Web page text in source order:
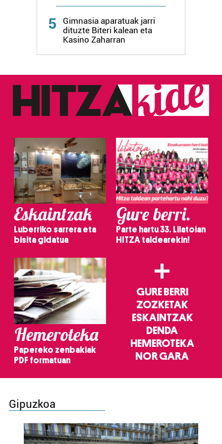
Webgune honek cookie propioak eta hirugarrenen cookie-
fitxategiak erabiltzen ditu. Zure esperientzia eta
zerbitzuak hobetzeko asmoz, cookie teknologiaz
baliatzen gara. Ohar hau onartuz gero, teknologia hori
erabiltzeko baimen esplizitua ematen diguzu.Gehiago
5
Gimnasia aparatuak jarri
dituzte Biteri kalean eta
Kasino Zaharran
Eskaintzak
Luberriko sarrera eta
bisita gidatua
Gure berri.
Parte hartu 33. Lilatoian
HITZA taldearekin!
Hemeroteka
Papereko zenbakiak
PDF formatuan
+
GURE BERRI
ZOZKETAK
ESKAINTZAK
DENDA
HEMEROTEKA
NOR GARA
Gipuzkoa